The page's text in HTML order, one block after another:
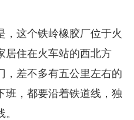
，这个铁岭橡胶厂位于火
居住在火车站的西北方
，差不多有五公里左右的
班，都要沿着铁道线，独